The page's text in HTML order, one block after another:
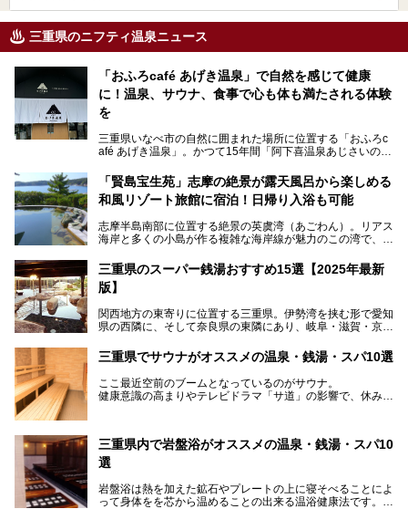
三重県のニフティ温泉ニュース
「おふろcafé あげき温泉」で自然を感じて健康
に！温泉、サウナ、食事で心も体も満たされる体験
を
三重県いなべ市の自然に囲まれた場所に位置する「おふろc
afé あげき温泉」。かつて15年間「阿下喜温泉あじさいの
泊が楽しめる施設として2024年4月に新しく生まれ変わりま
した！
ていた施設……。今回は、地元の方から観光客まで楽しめる
「おふろcafé あげき温泉」をじっくりご紹介していきま
「賢島宝生苑」志摩の絶景が露天風呂から楽しめる
和風リゾート旅館に宿泊！日帰り入浴も可能
志摩半島南部に位置する絶景の英虞湾（あごわん）。リアス
海岸と多くの小島が作る複雑な海岸線が魅力のこの湾で、最
らも英虞湾が一望できる人気の旅館「賢島宝生苑（かしこじ
まほうじょうえん）」をご紹介します。日帰り入浴もできま
すよ！
───
提供元：賢島宝生苑【PR】
三重県のスーパー銭湯おすすめ15選【2025年最新
版】
関西地方の東寄りに位置する三重県。伊勢湾を挟む形で愛知
県の西隣に、そして奈良県の東隣にあり、岐阜・滋賀・京
伊勢神宮を擁する伊勢志摩や、世界遺産に登録された熊野古
道をはじめ、鳥羽水族館、忍者の里・伊賀、鈴鹿サーキッ
ト、松坂牛に伊勢海老……と、観光＆グルメの宝庫です。
東からも西からも訪れやすい三重県には、ハイクオリティな
スーパー銭湯がたくさん！お風呂も食事もコスパもいい、お
三重県でサウナがオススメの温泉・銭湯・スパ10選
ここ最近空前のブームとなっているのがサウナ。
健康意識の高まりやテレビドラマ「サ道」の影響で、休みの
いサウナのある温泉や銭湯、スパをご紹介。
気軽に立ち寄れてリラックス効果の高いサウナで、日頃の疲
れをリフレッシュしませんか？
三重県内で岩盤浴がオススメの温泉・銭湯・スパ10
選
岩盤浴は熱を加えた鉱石やプレートの上に寝そべることによ
って身体をを芯から温めることの出来る温浴健康法です。じ